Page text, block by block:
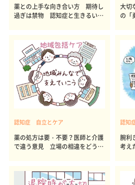
薬との上手な向き合い方 期待し
過ぎは禁物 認知症と生きるいは
大切
の「
認知症 自立とケア
薬の処方は要・不要？医師と介護
で違う意見 立場の相違をどう埋
認知
腕利
考え